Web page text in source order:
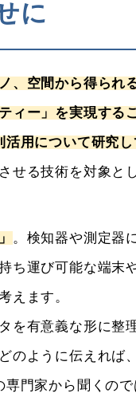
に
、空間から得られ
ィー」を実現する
用について研究
せる技術を対象と
。検知器や測定器
ち運び可能な端末
えます。
を有意義な形に整
のように伝えれば
門家から聞くの